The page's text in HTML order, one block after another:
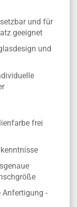
und für
geeignet
und
frei
Anfertigung -